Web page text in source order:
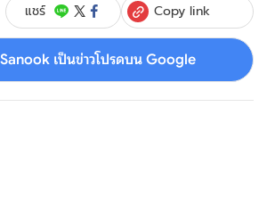
แชร์ Copy link
เป็นข่าวโปรดบน Google